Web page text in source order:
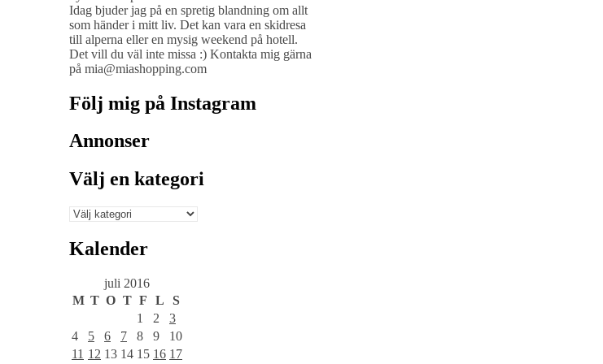
Idag bjuder jag på en spretig blandning om allt
som händer i mitt liv. Det kan vara en skidresa
till alperna eller en mysig weekend på hotell.
Det vill du väl inte missa :) Kontakta mig gärna
på mia@miashopping.com
Följ mig på Instagram
Annonser
Välj en kategori
Välj
kategori
Kalender
juli 2016
M T O T F L
S
1
2
3
4
5 6 7 8 9
10
11 12 13 14 15 16 17